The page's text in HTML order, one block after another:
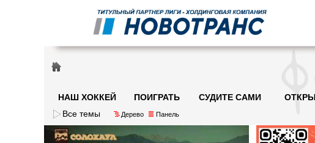
НАШ ХОККЕЙ ПОИГРАТЬ СУДИТЕ САМИ
Все темы
Дерево Панель